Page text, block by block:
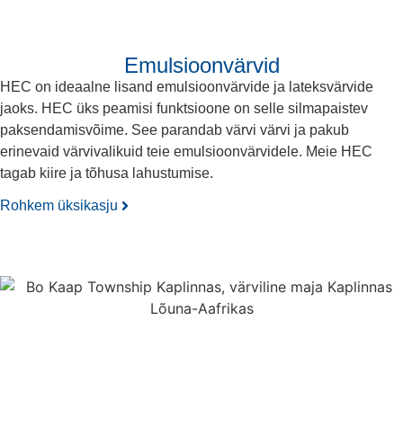
Emulsioonvärvid
HEC on ideaalne lisand emulsioonvärvide ja lateksvärvide
jaoks. HEC üks peamisi funktsioone on selle silmapaistev
paksendamisvõime. See parandab värvi värvi ja pakub
erinevaid värvivalikuid teie emulsioonvärvidele. Meie HEC
tagab kiire ja tõhusa lahustumise.
Rohkem üksikasju